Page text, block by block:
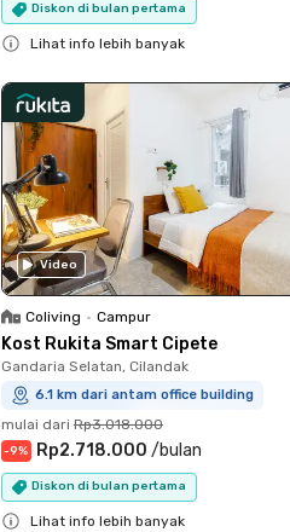
Diskon di bulan pertama
Lihat info lebih banyak
Video
Coliving • Campur
Kost Rukita Smart Cipete
Gandaria Selatan, Cilandak
6.1 km dari antam office building
mulai dari Rp3.018.000
-9% Rp2.718.000 /bulan
Diskon di bulan pertama
Lihat info lebih banyak